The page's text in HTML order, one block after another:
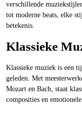
verschillende
tot moderne beats, elke
betekenis.
Klassieke
Klassieke muziek is een
geleden. Met
Mozart en Bach, staat
composities en